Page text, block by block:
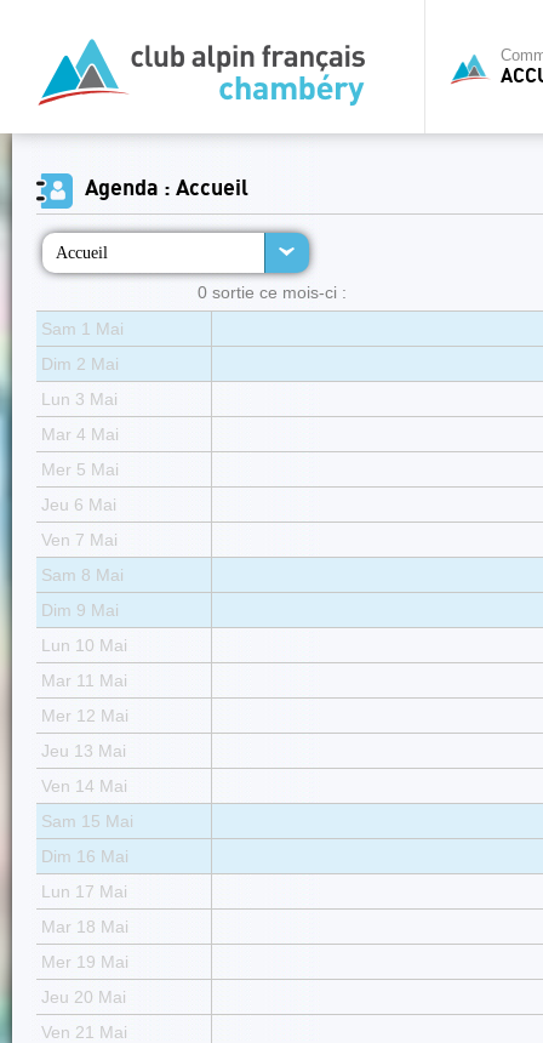
Agenda : Accueil
Accueil
0 sortie ce mois-ci :
Sam 1 Mai
Dim 2 Mai
Lun 3 Mai
Mar 4 Mai
Mer 5 Mai
Jeu 6 Mai
Ven 7 Mai
Sam 8 Mai
Dim 9 Mai
Lun 10 Mai
Mar 11 Mai
Mer 12 Mai
Jeu 13 Mai
Ven 14 Mai
Sam 15 Mai
Dim 16 Mai
Lun 17 Mai
Mar 18 Mai
Mer 19 Mai
Jeu 20 Mai
Ven 21 Mai